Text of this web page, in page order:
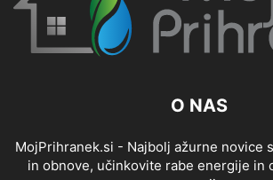
O NAS
MojPrihranek.si - Najbolj ažurne novice
in obnove, učinkovite rabe energije in